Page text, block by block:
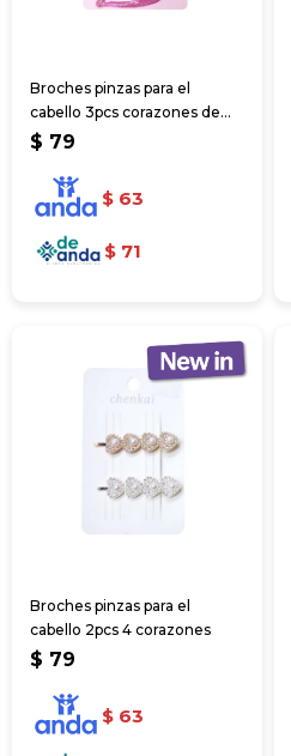
Broches pinzas para el
cabello 3pcs corazones de
colores
$ 79
$ 63
$ 71
Broches pinzas para el
cabello 2pcs 4 corazones
$ 79
$ 63